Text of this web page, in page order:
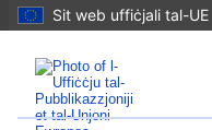
Sit web uffiċjali tal-UE